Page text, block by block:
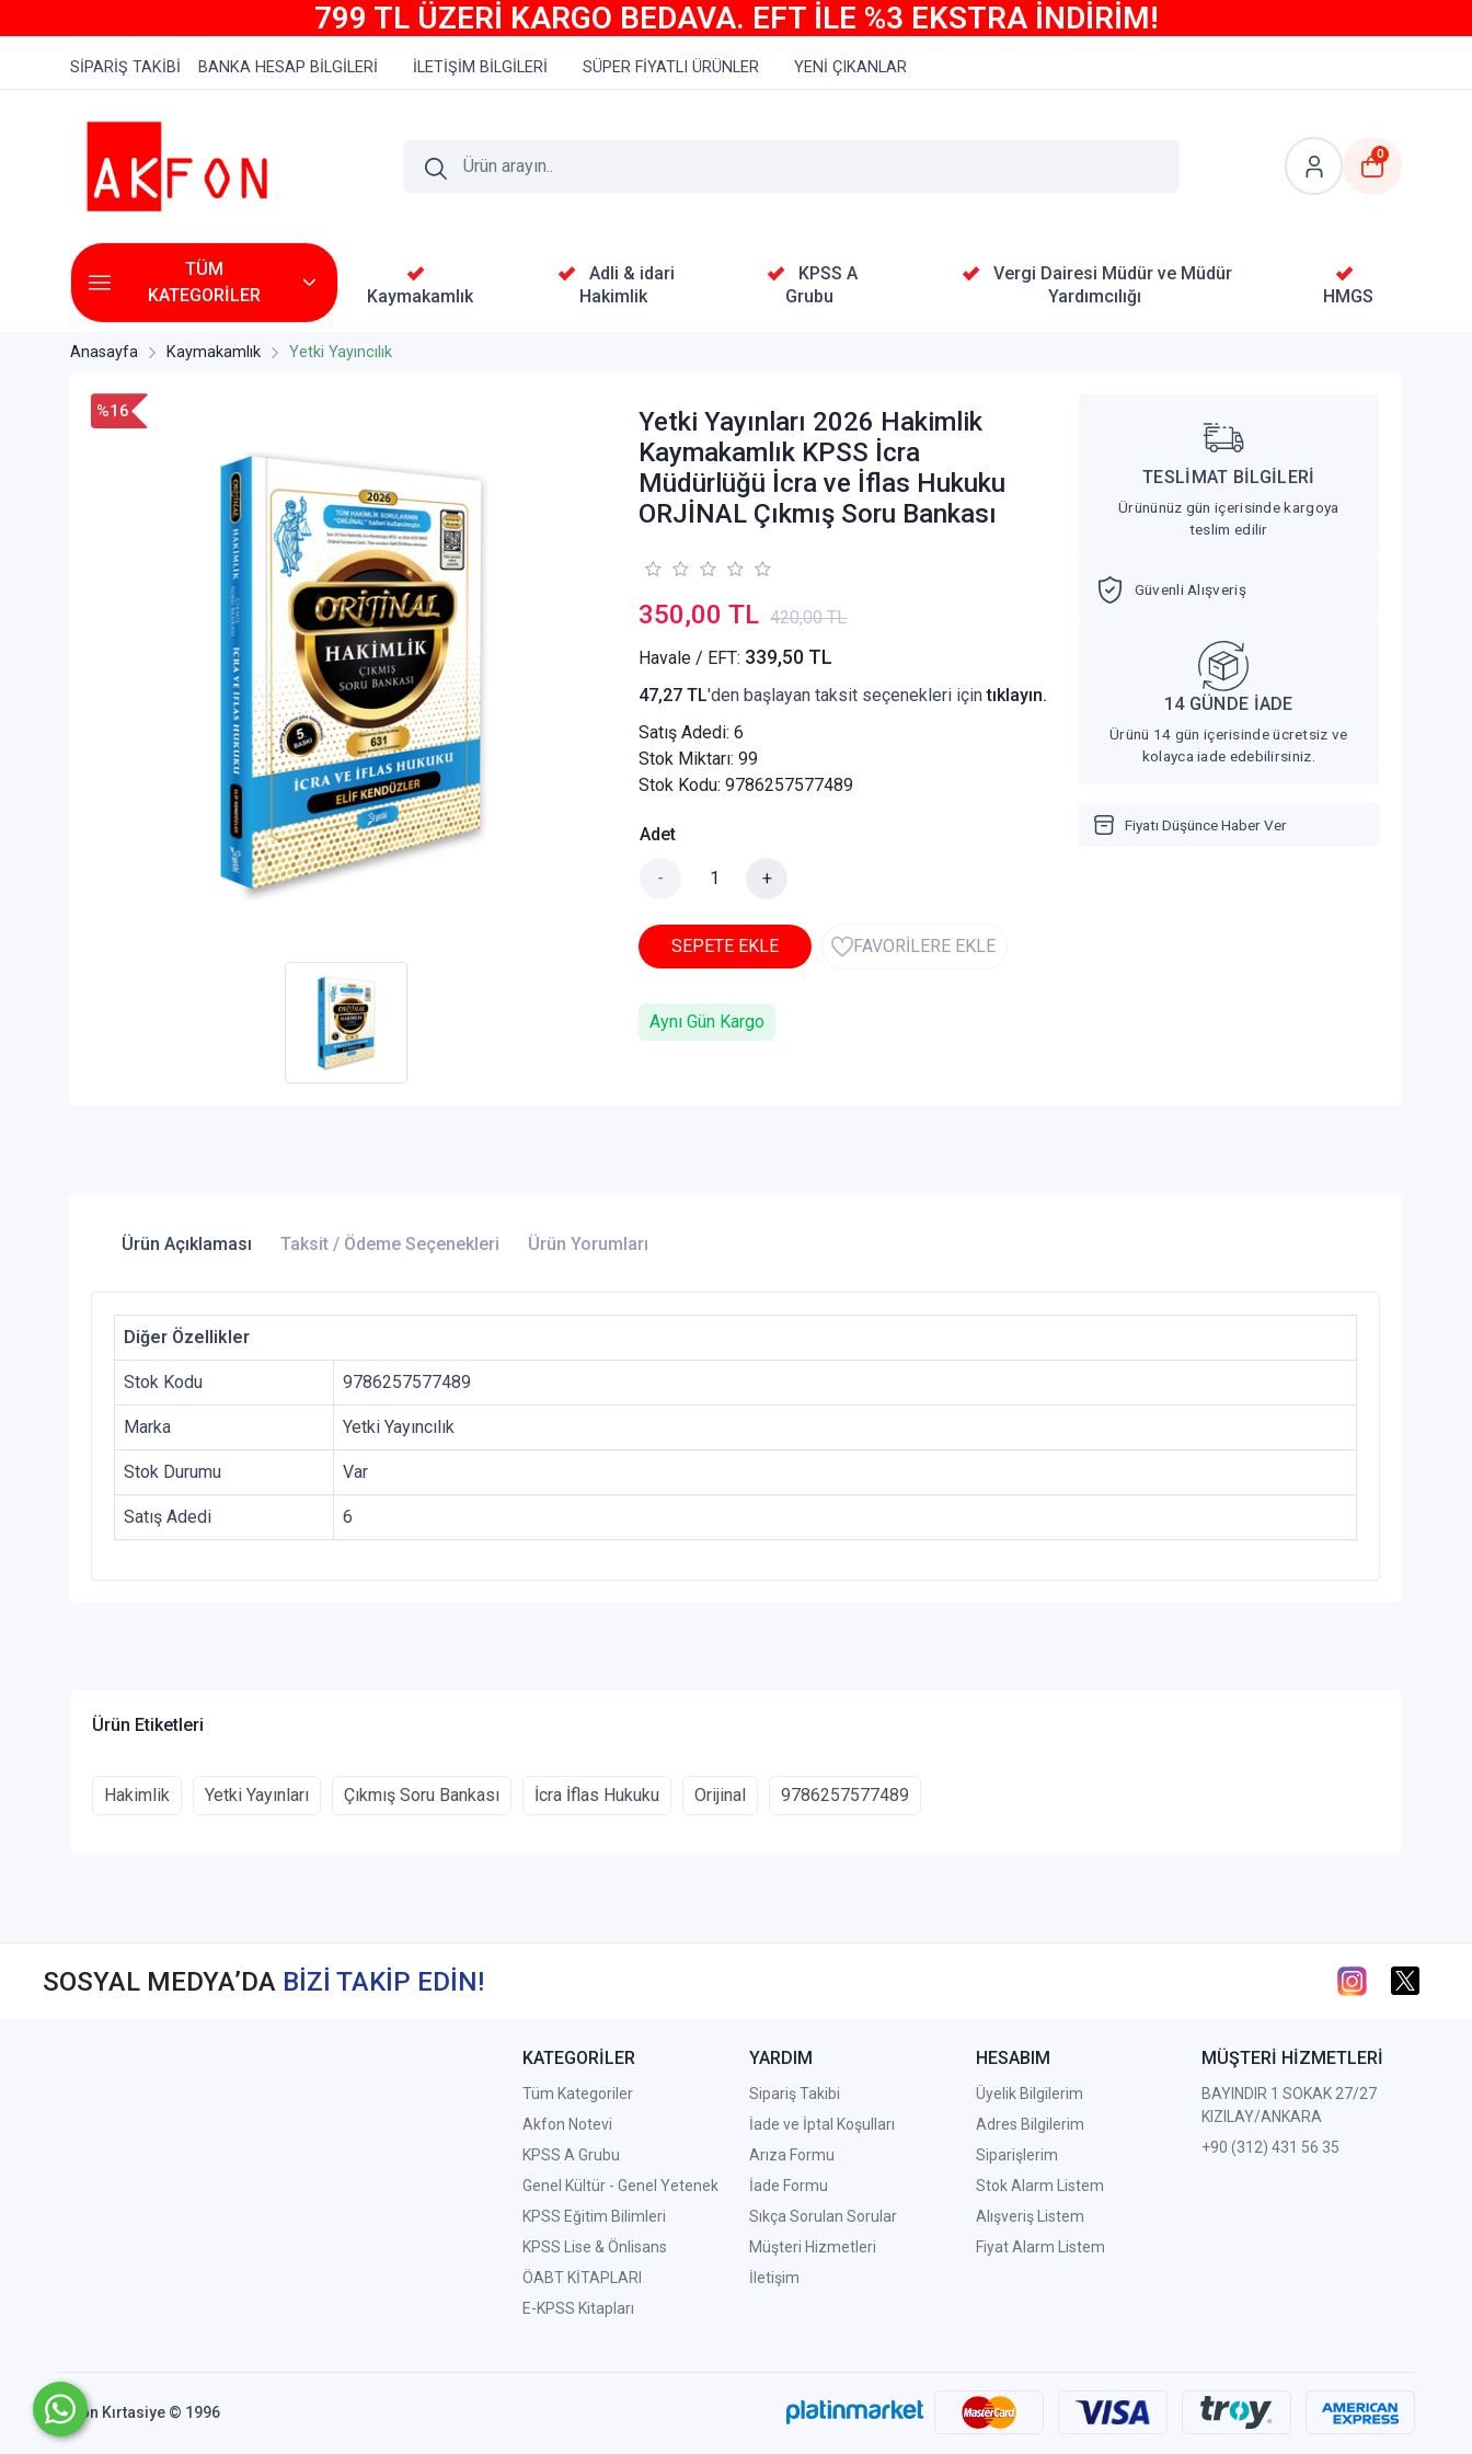
799 TL ÜZERİ KARGO BEDAVA. EFT İLE %3 EKSTRA İNDİRİM!
SİPARİŞ TAKİBİ BANKA HESAP BİLGİLERİ İLETİŞİM BİLGİLERİ SÜPER FİYATLI ÜRÜNLER YENİ ÇIKANLAR
0
TÜM
KATEGORİLER
Kaymakamlık
Adli & idari
Hakimlik
KPSS A
Grubu
Vergi Dairesi Müdür ve Müdür
Yardımcılığı
HMGS
Anasayfa Kaymakamlık Yetki Yayıncılık
%16
Yetki Yayınları 2026 Hakimlik
Kaymakamlık KPSS İcra
Müdürlüğü İcra ve İflas Hukuku
ORJİNAL Çıkmış Soru Bankası
350,00 TL 420,00 TL
Havale / EFT: 339,50 TL
47,27 TL'den başlayan taksit seçenekleri içintıklayın.
Satış Adedi:6
Stok Miktarı: 99
Stok Kodu: 9786257577489
Adet
- +
SEPETE EKLE FAVORİLERE EKLE
Aynı Gün Kargo
TESLİMAT BİLGİLERİ
Ürününüz gün içerisinde kargoya
teslim edilir
Güvenli Alışveriş
14 GÜNDE İADE
Ürünü 14 gün içerisinde ücretsiz ve
kolayca iade edebilirsiniz.
Fiyatı Düşünce Haber Ver
Ürün Açıklaması Taksit / Ödeme Seçenekleri Ürün Yorumları
Diğer Özellikler
Stok Kodu 9786257577489
Marka Yetki Yayıncılık
Stok Durumu Var
Satış Adedi 6
Ürün Etiketleri
Hakimlik Yetki Yayınları Çıkmış Soru Bankası İcra İflas Hukuku Orijinal 9786257577489
SOSYAL MEDYA’DA BİZİ TAKİP EDİN!
KATEGORİLER
Tüm Kategoriler
Akfon Notevi
KPSS A Grubu
Genel Kültür - Genel Yetenek
KPSS Eğitim Bilimleri
KPSS Lise & Önlisans
ÖABT KİTAPLARI
E-KPSS Kitapları
YARDIM
Sipariş Takibi
İade ve İptal Koşulları
Arıza Formu
İade Formu
Sıkça Sorulan Sorular
Müşteri Hizmetleri
İletişim
HESABIM
Üyelik Bilgilerim
Adres Bilgilerim
Siparişlerim
Stok Alarm Listem
Alışveriş Listem
Fiyat Alarm Listem
MÜŞTERİ HİZMETLERİ
BAYINDIR 1 SOKAK 27/27
KIZILAY/ANKARA
+90 (312) 431 56 35
Akfon Kırtasiye © 1996